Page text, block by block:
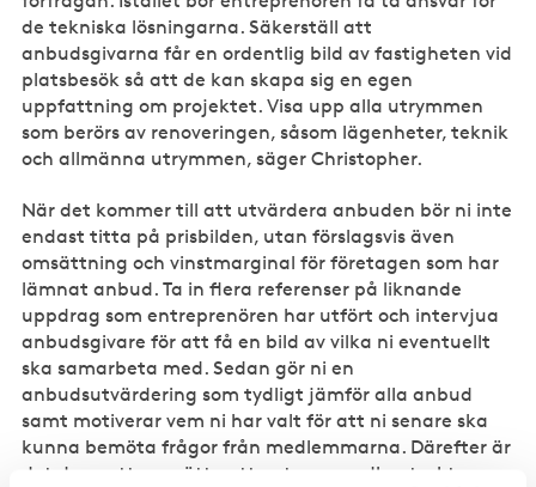
de tekniska lösningarna. Säkerställ att
anbudsgivarna får en ordentlig bild av fastigheten vid
platsbesök så att de kan skapa sig en egen
uppfattning om projektet. Visa upp alla utrymmen
som berörs av renoveringen, såsom lägenheter, teknik
och allmänna utrymmen, säger Christopher.
När det kommer till att utvärdera anbuden bör ni inte
endast titta på prisbilden, utan förslagsvis även
omsättning och vinstmarginal för företagen som har
lämnat anbud. Ta in flera referenser på liknande
uppdrag som entreprenören har utfört och intervjua
anbudsgivare för att få en bild av vilka ni eventuellt
ska samarbeta med. Sedan gör ni en
anbudsutvärdering som tydligt jämför alla anbud
samt motiverar vem ni har valt för att ni senare ska
kunna bemöta frågor från medlemmarna. Därefter är
det dags att upprätta ett entreprenadkontrakt.